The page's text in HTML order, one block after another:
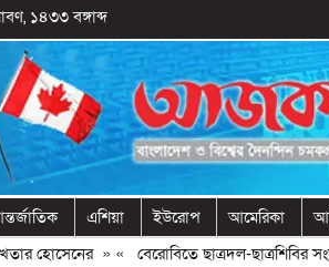
১৪৩৩ বঙ্গাব্দ
এশিয়া ইউরোপ আমেরিকা
হোসেনের» «বেরোবিতে ছাত্রদল-ছাত্রশিবির